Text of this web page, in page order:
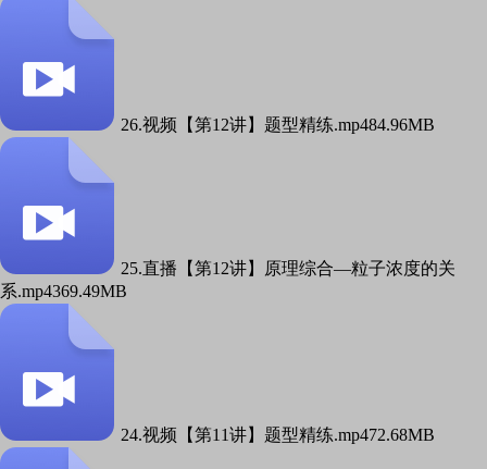
26.视频【第12讲】题型精练.mp484.96MB
25.直播【第12讲】原理综合—粒子浓度的关
系.mp4369.49MB
24.视频【第11讲】题型精练.mp472.68MB